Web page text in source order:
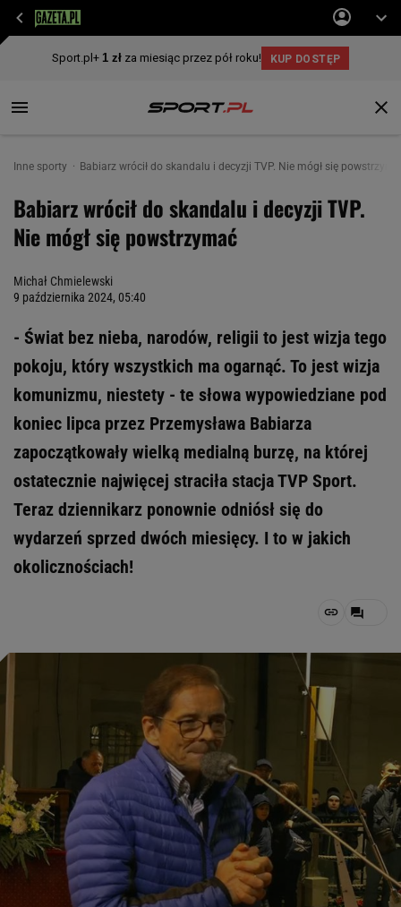
Inne sporty Babiarz wrócił do skandalu i decyzji TVP. Nie mógł się
Babiarz wrócił do skandalu i decyzji TVP.
Nie mógł się powstrzymać
Michał Chmielewski
9 października 2024, 05:40
- Świat bez nieba, narodów, religii to jest wizja tego
pokoju, który wszystkich ma ogarnąć. To jest wizja
komunizmu, niestety - te słowa wypowiedziane pod
koniec lipca przez Przemysława Babiarza
zapoczątkowały wielką medialną burzę, na której
ostatecznie najwięcej straciła stacja TVP Sport.
Teraz dziennikarz ponownie odniósł się do
wydarzeń sprzed dwóch miesięcy. I to w jakich
okolicznościach!